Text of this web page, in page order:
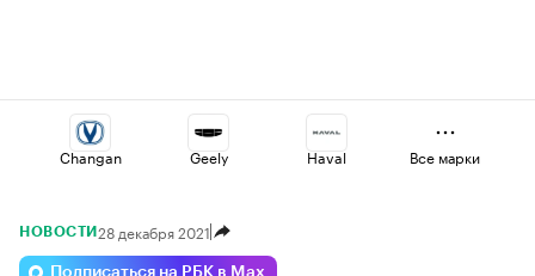
Changan Geely Haval
Esteo Voyah
Все марки
НОВОСТИ 28 декабря 2021
Подписаться на РБК в Max